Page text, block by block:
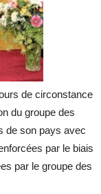
de circonstance
du groupe des
de son pays avec
par le biais
par le groupe des